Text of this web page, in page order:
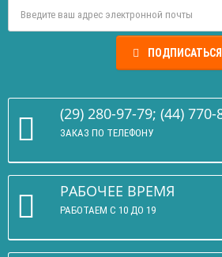
ПОДПИСАТЬСЯ
(29) 280-97-79; (44) 770-
ЗАКАЗ ПО ТЕЛЕФОНУ
РАБОЧЕЕ ВРЕМЯ
РАБОТАЕМ С 10 ДО 19